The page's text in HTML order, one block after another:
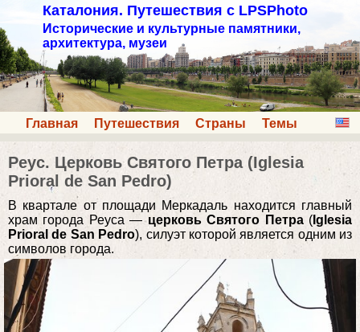
Каталония. Путешествия с LPSPhoto
Исторические и культурные памятники,
архитектура, музеи
Главная Путешествия Страны Темы
Реус. Церковь Святого Петра (Iglesia
Prioral de San Pedro)
В квартале от площади Меркадаль находится главный
храм города Реуса —церковь Святого Петра( Iglesia
Prioral de San Pedro), силуэт которой является одним из
символов города.